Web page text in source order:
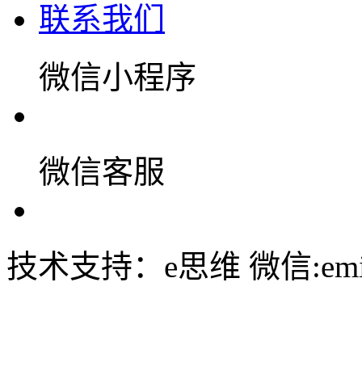
联系我们
微信小程序
微信客服
技术支持：e思维 微信